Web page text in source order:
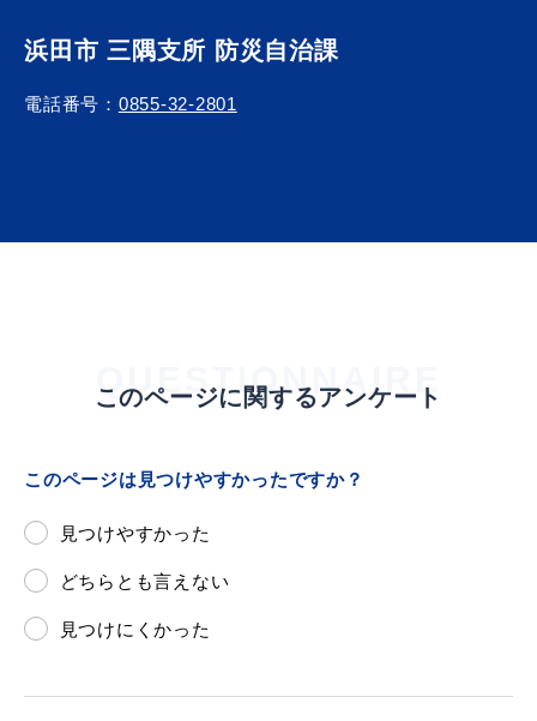
浜田市 三隅支所 防災自治課
電話番号： 0855-32-2801
QUESTIONNAIRE
このページに関するアンケート
このページは見つけやすかったですか？
見つけやすかった
どちらとも言えない
見つけにくかった